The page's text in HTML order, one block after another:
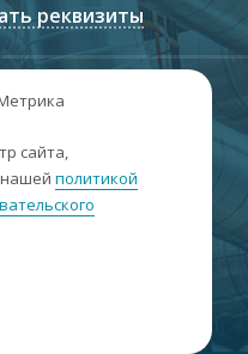
реквизиты
73
сайта,
нашей политикой